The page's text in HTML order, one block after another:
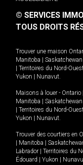
© SERVICES
TOUS DROITS
Trouver une maison
Manitoba
Saskatchewan
Territoires du Nord-
Yukon
Nunavut.
Maisons à louer - Ontario
Manitoba
Saskatchewan
Territoires du Nord-
Yukon
Nunavut.
Trouver des courtiers en
Manitoba
Labrador
Territoires du
Édouard
Yukon